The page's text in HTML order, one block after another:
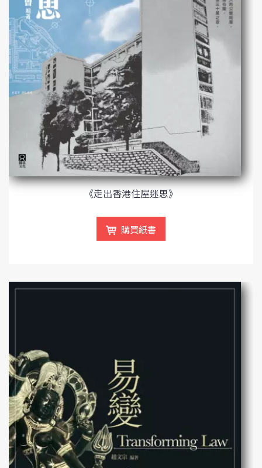
《走出香港住屋迷思》
購買紙書